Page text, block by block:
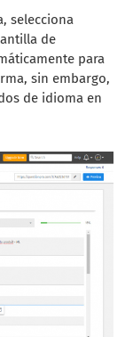
selecciona
de
para
sin embargo,
de idioma en